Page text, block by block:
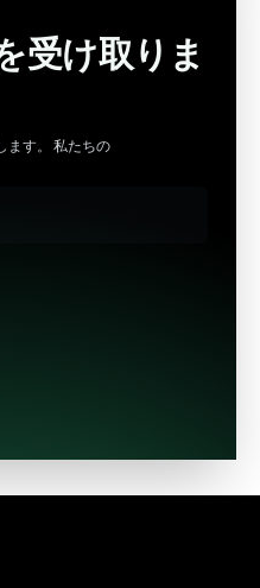
受け取りま
ます。 私たちの